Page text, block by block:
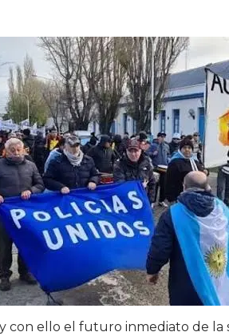
con ello el futuro inmediato de